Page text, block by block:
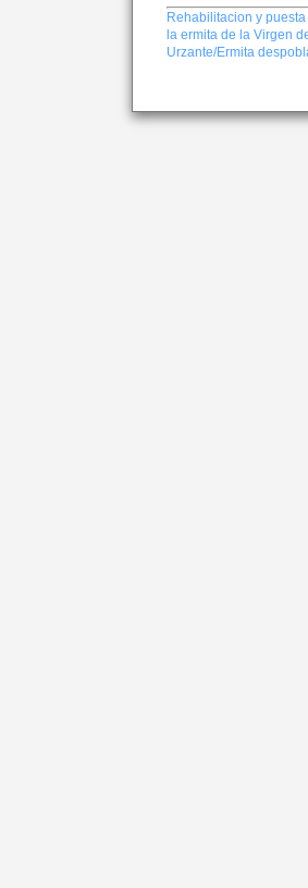
Rehabilitacion y
la ermita de la Virgen
Urzante/Ermita